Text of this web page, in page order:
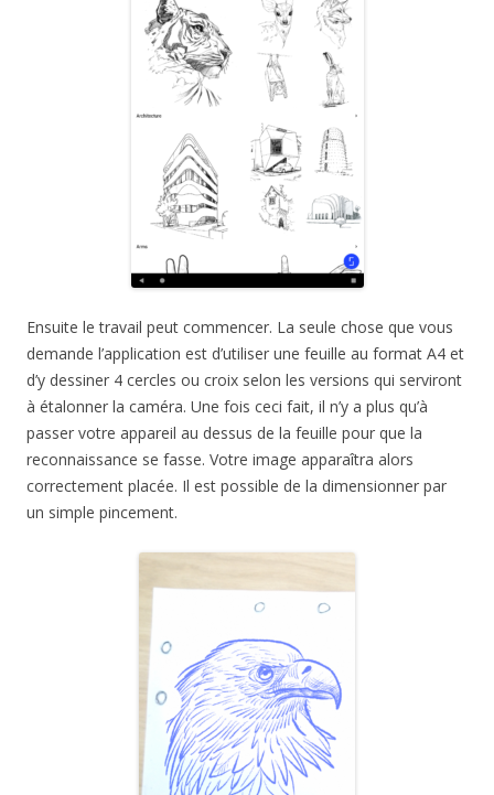
Ensuite le travail peut commencer. La seule chose que vous
demande l’application est d’utiliser une feuille au format A4 et
d’y dessiner 4 cercles ou croix selon les versions qui serviront
à étalonner la caméra. Une fois ceci fait, il n’y a plus qu’à
passer votre appareil au dessus de la feuille pour que la
reconnaissance se fasse. Votre image apparaîtra alors
correctement placée. Il est possible de la dimensionner par
un simple pincement.